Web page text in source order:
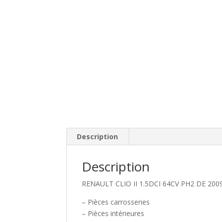
Description
Description
RENAULT CLIO II 1.5DCI 64CV PH2 DE
– Pièces carrosseries
– Pièces intérieures